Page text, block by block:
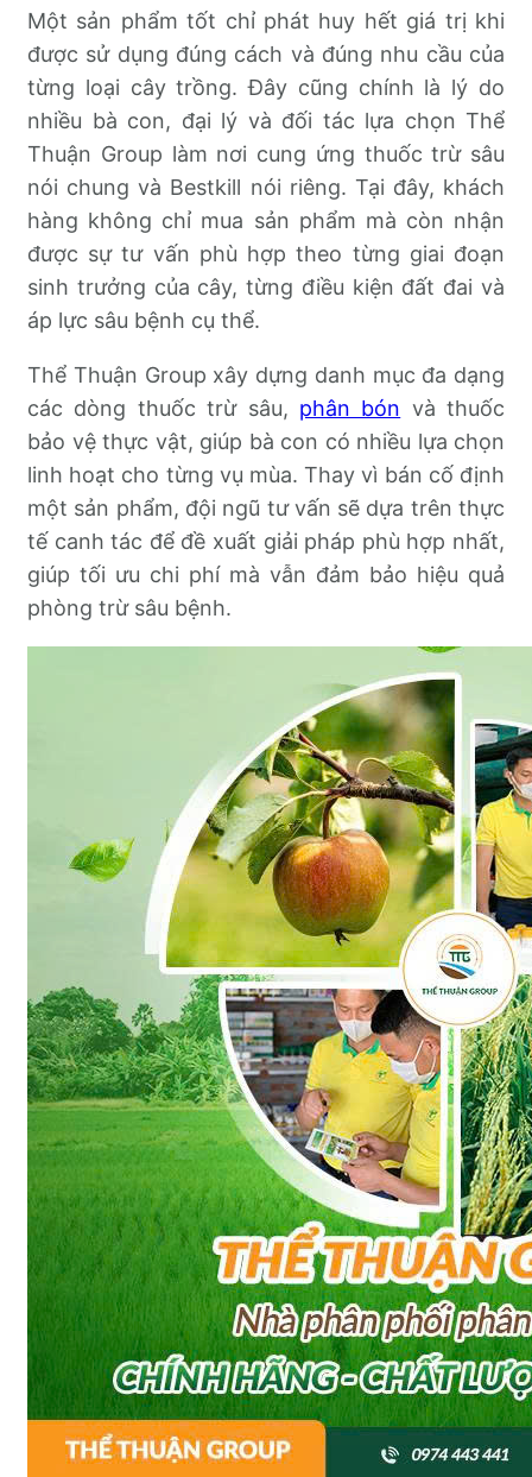
Một sản phẩm tốt chỉ phát huy hết giá trị khi
được sử dụng đúng cách và đúng nhu cầu của
từng loại cây trồng. Đây cũng chính là lý do
nhiều bà con, đại lý và đối tác lựa chọn Thể
Thuận Group làm nơi cung ứng thuốc trừ sâu
nói chung và Bestkill nói riêng. Tại đây, khách
hàng không chỉ mua sản phẩm mà còn nhận
được sự tư vấn phù hợp theo từng giai đoạn
sinh trưởng của cây, từng điều kiện đất đai và
áp lực sâu bệnh cụ thể.
Thể Thuận Group xây dựng danh mục đa dạng
các dòng thuốc trừ sâu, phân bón và thuốc
bảo vệ thực vật, giúp bà con có nhiều lựa chọn
linh hoạt cho từng vụ mùa. Thay vì bán cố định
một sản phẩm, đội ngũ tư vấn sẽ dựa trên thực
tế canh tác để đề xuất giải pháp phù hợp nhất,
giúp tối ưu chi phí mà vẫn đảm bảo hiệu quả
phòng trừ sâu bệnh.